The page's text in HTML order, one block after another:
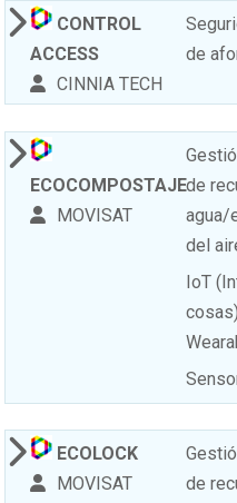
CONTROL
ACCESS
CINNIA TECH
de
ECOCOMPOSTAJE
MOVISAT
de
agua/
del
IoT
ECOLOCK
MOVISAT
de